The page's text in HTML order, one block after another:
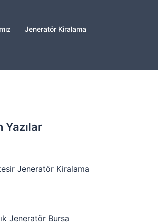
Jeneratör Kiralama
Yazılar
Jeneratör Kiralama
Jeneratör Bursa